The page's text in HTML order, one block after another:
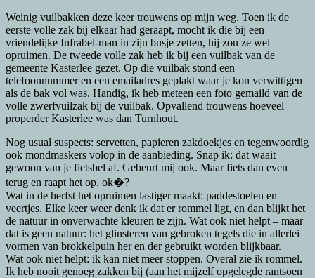
Weinig vuilbakken deze keer trouwens op mijn weg. Toen ik de
eerste volle zak bij elkaar had geraapt, mocht ik die bij een
vriendelijke Infrabel-man in zijn busje zetten, hij zou ze wel
opruimen. De tweede volle zak heb ik bij een vuilbak van de
gemeente Kasterlee gezet. Op die vuilbak stond een
telefoonnummer en een emailadres geplakt waar je kon verwittigen
als de bak vol was. Handig, ik heb meteen een foto gemaild van de
volle zwerfvuilzak bij de vuilbak. Opvallend trouwens hoeveel
properder Kasterlee was dan Turnhout.
Nog usual suspects: servetten, papieren zakdoekjes en tegenwoordig
ook mondmaskers volop in de aanbieding. Snap ik: dat waait
gewoon van je fietsbel af. Gebeurt mij ook. Maar fiets dan even
terug en raapt het op, ok�?
Wat in de herfst het opruimen lastiger maakt: paddestoelen en
veertjes. Elke keer weer denk ik dat er rommel ligt, en dan blijkt het
de natuur in onverwachte kleuren te zijn. Wat ook niet helpt – maar
dat is geen natuur: het glinsteren van gebroken tegels die in allerlei
vormen van brokkelpuin her en der gebruikt worden blijkbaar.
Wat ook niet helpt: ik kan niet meer stoppen. Overal zie ik rommel.
Ik heb nooit genoeg zakken bij (aan het mijzelf opgelegde rantsoen